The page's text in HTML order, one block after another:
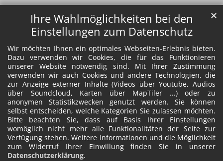
Ihre Wahlmöglichkeiten bei den
Einstellungen zum Datenschutz
Wir möchten Ihnen ein optimales Webseiten-Erlebnis bieten.
Dazu verwenden wir Cookies, die für das Funktionieren
unserer Website notwendig sind. Mit Ihrer Zustimmung
verwenden wir auch Cookies und andere Technologien, die
zur Anzeige externer Inhalte (Videos über Youtube, Audios
über Soundcloud, Karten über MapTiler ...) oder zu
anonymen Statistikzwecken genutzt werden. Sie können
selbst entscheiden, welche Kategorien Sie zulassen möchten.
Bitte beachten Sie, dass auf Basis Ihrer Einstellungen
womöglich nicht mehr alle Funktionalitäten der Seite zur
Verfügung stehen. Weitere Informationen und die Möglichkeit
zum Widerruf Ihrer Einwillung finden Sie in unserer
Datenschutzerklärung.
✕